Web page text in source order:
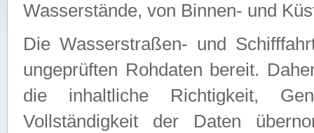
Wasserstände, von Binnen- und
Die Wasserstraßen- und
ungeprüften Rohdaten bereit.
die inhaltliche Richtigkeit,
Vollständigkeit der Daten